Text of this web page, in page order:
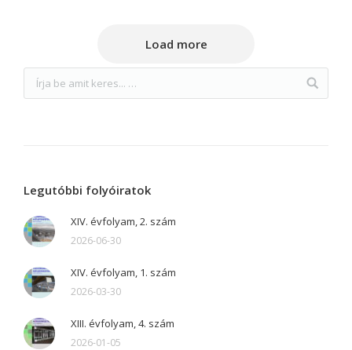
Load more
Legutóbbi folyóiratok
XIV. évfolyam, 2. szám
2026-06-30
XIV. évfolyam, 1. szám
2026-03-30
XIII. évfolyam, 4. szám
2026-01-05